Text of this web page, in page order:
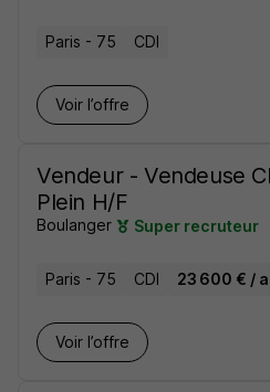
Paris - 75 CDI
Voir l’offre
Vendeur - Vendeuse
Plein H/F
Boulanger Super recruteur
Paris - 75 CDI 23 600 € /
Voir l’offre